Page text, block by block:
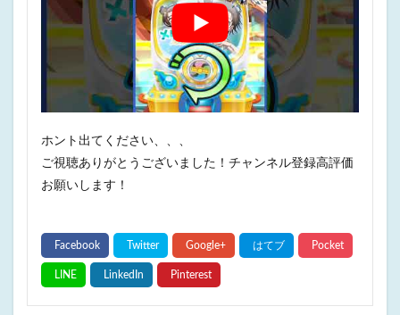
ホント出てください、、、
ご視聴ありがとうございました！チャンネル登録高評価
お願いします！